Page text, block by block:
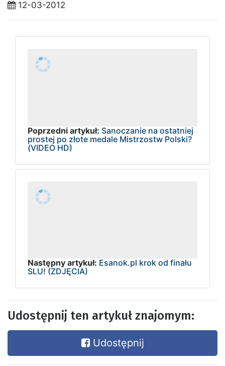
12-03-2012
Poprzedni artykuł: Sanoczanie na ostatniej
prostej po złote medale Mistrzostw Polski?
(VIDEO HD)
Następny artykuł: Esanok.pl krok od finału
SLU! (ZDJĘCIA)
Udostępnij ten artykuł znajomym:
Udostępnij